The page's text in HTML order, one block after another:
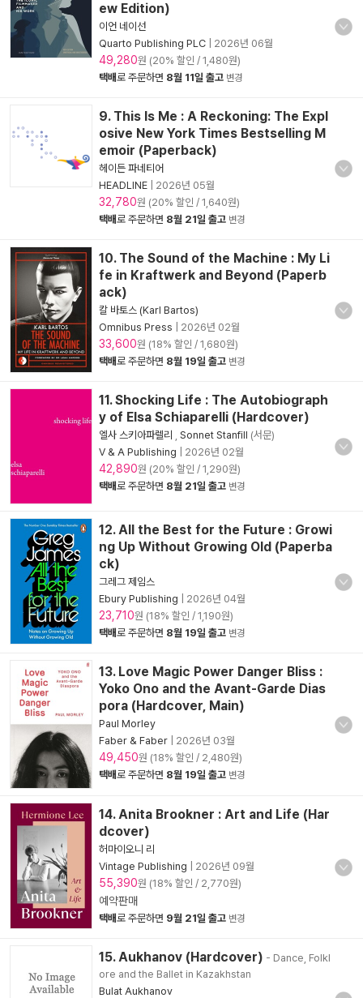
ew Edition)
이언 네이선
Quarto Publishing PLC
2026년 06월
49,280원 (20% 할인 / 1,480원)
택배로 주문하면 8월 11일 출고 변경
9. This Is Me : A Reckoning: The Expl
osive New York Times Bestselling M
emoir (Paperback)
헤이든 파네티어
HEADLINE
2026년 05월
32,780원 (20% 할인 / 1,640원)
택배로 주문하면 8월 21일 출고 변경
10. The Sound of the Machine : My Li
fe in Kraftwerk and Beyond (Paperb
ack)
칼 바토스 (Karl Bartos)
Omnibus Press
2026년 02월
33,600원 (18% 할인 / 1,680원)
택배로 주문하면 8월 19일 출고 변경
11. Shocking Life : The Autobiograph
y of Elsa Schiaparelli (Hardcover)
엘사 스키아파렐리 Sonnet Stanfill (서문)
V & A Publishing
2026년 02월
42,890원 (20% 할인 / 1,290원)
택배로 주문하면 8월 21일 출고 변경
12. All the Best for the Future : Growi
ng Up Without Growing Old (Paperba
ck)
그레그 제임스
Ebury Publishing
2026년 04월
23,710원 (18% 할인 / 1,190원)
택배로 주문하면 8월 19일 출고 변경
13. Love Magic Power Danger Bliss :
Yoko Ono and the Avant-Garde Dias
pora (Hardcover, Main)
Paul Morley
Faber & Faber
2026년 03월
49,450원 (18% 할인 / 2,480원)
택배로 주문하면 8월 19일 출고 변경
14. Anita Brookner : Art and Life (Har
dcover)
허마이오니 리
Vintage Publishing
2026년 09월
55,390원 (18% 할인 / 2,770원)
예약판매
택배로 주문하면 9월 21일 출고 변경
15. Aukhanov (Hardcover) - Dance, Folkl
ore and the Ballet in Kazakhstan
Bulat Aukhanov